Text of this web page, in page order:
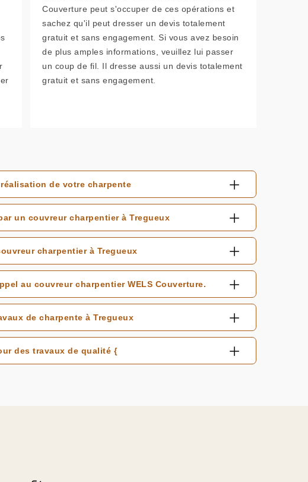
Couverture peut s'occuper de ces opérations et
sachez qu'il peut dresser un devis totalement
gratuit et sans engagement. Si vous avez besoin
de plus amples informations, veuillez lui passer
un coup de fil. Il dresse aussi un devis totalement
gratuit et sans engagement.
de votre charpente
un couvreur charpentier à Tregueux
charpentier à Tregueux
au couvreur charpentier WELS Couverture.
de charpente à Tregueux
des travaux de qualité {